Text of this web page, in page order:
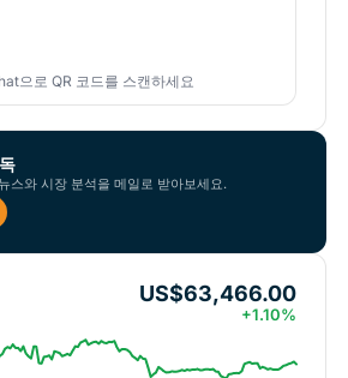
으로 QR 코드를 스캔하세요
스와 시장 분석을 메일로 받아보세요.
US$63,466.00
+1.10%